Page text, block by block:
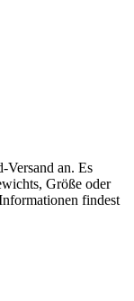
Versand an. Es
Größe oder
findest